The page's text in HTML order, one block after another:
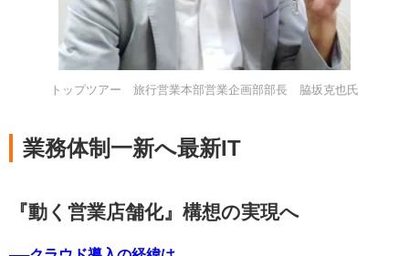
トップツアー 旅行営業本部営業企画部部長 脇坂克也氏
業務体制一新へ最新IT
『動く営業店舗化』構想の実現へ